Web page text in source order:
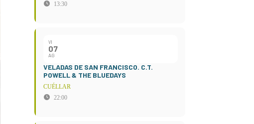
13:30
VI
07
AG
VELADAS DE SAN FRANCISCO. C.T.
POWELL & THE BLUEDAYS
CUÉLLAR
22:00